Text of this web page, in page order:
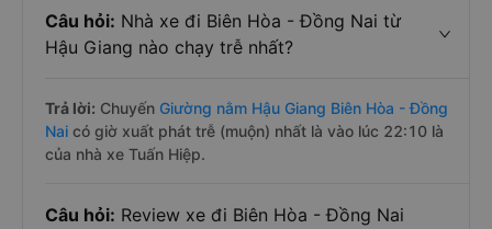
Câu hỏi: Nhà xe đi Biên Hòa - Đồng Nai từ
Hậu Giang nào chạy trễ nhất?
Trả lời: Chuyến Giường nằm Hậu Giang Biên Hòa - Đồng
Nai có giờ xuất phát trễ (muộn) nhất là vào lúc 22:10 là
của nhà xe Tuấn Hiệp.
Câu hỏi: Review xe đi Biên Hòa - Đồng Nai